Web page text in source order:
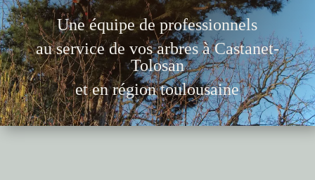
Une équipe de professionnels
au service de vos arbres àCastanet-
Tolosan
et en région toulousaine